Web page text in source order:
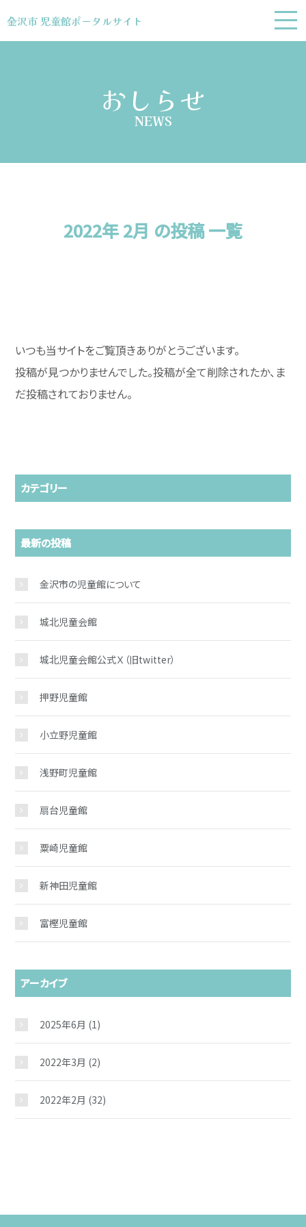
金沢市 児童館ポータルサイト
金沢市 児童館ポータルサイト
固定ページ
イベント
ギャラリー
教室紹介
夢ステーション
児童クラブ
おしらせ
NEWS
2022年 2月 の投稿 一覧
いつも当サイトをご覧頂きありがとうございます。
投稿が見つかりませんでした。投稿が全て削除されたか、ま
だ投稿されておりません。
カテゴリー
最新の投稿
金沢市の児童館について
城北児童会館
城北児童会館公式Ｘ（旧twitter）
押野児童館
小立野児童館
浅野町児童館
扇台児童館
粟崎児童館
新神田児童館
富樫児童館
アーカイブ
2025年6月 (1)
2022年3月 (2)
2022年2月 (32)